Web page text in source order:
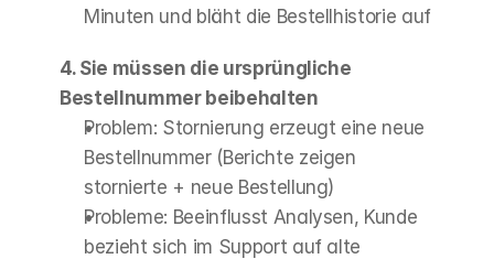
Minuten und bläht die Bestellhistorie auf
4. Sie müssen die ursprüngliche
Bestellnummer beibehalten
Problem: Stornierung erzeugt eine neue
Bestellnummer (Berichte zeigen
stornierte + neue Bestellung)
Probleme: Beeinflusst Analysen, Kunde
bezieht sich im Support auf alte